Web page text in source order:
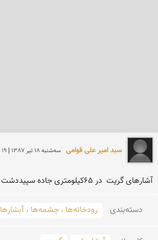
سید امیر علی قوامی سه‌شنبه 18 تير 1387 | 19 سال پیش
آشارهای گریت  در 65کیلومتری جاده سپیددشت واقع گردیده است
دسته‌بندی رودخانه‌ها ، چشمه‌ها ، آبشارها